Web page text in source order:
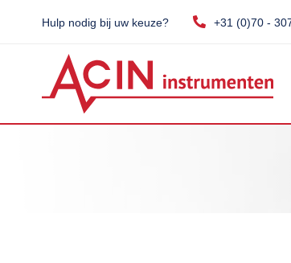
Hulp nodig bij uw keuze? +31 (0)70 -